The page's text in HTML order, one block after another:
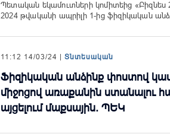
Պետական եկամուտների կոմիտեից «Բիզնես
2024 թվականի ապրիլի 1-ից ֆիզիկական
11:12 14/03/24 | Տնտեսական
Ֆիզիկական անձինք փոստով
միջոցով առաքանին ստանալու
այցելում մաքսային. ՊԵԿ